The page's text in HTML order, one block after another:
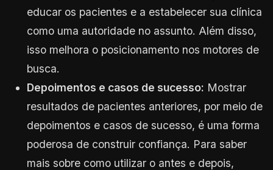
educar os pacientes e a estabelecer sua clínica
como uma autoridade no assunto. Além disso,
isso melhora o posicionamento nos motores de
busca.
Depoimentos e casos de sucesso: Mostrar
resultados de pacientes anteriores, por meio de
depoimentos e casos de sucesso, é uma forma
poderosa de construir confiança. Para saber
mais sobre como utilizar o antes e depois,